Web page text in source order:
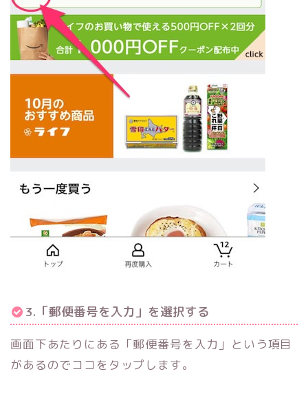
3.「郵便番号を入力」を選択する
画面下あたりにある「郵便番号を入力」という項目
があるのでココをタップします。